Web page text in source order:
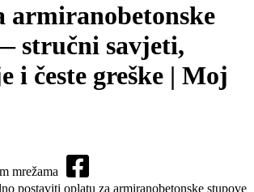
armiranobetonske
stručni savjeti,
i česte greške | Moj
mrežama
postaviti oplatu za armiranobetonske stupove